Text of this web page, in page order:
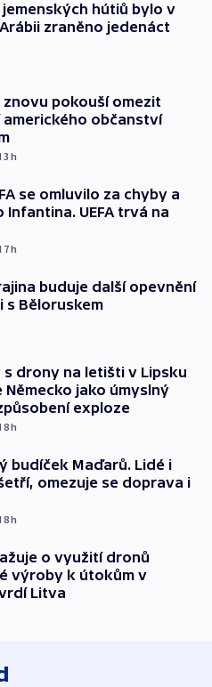
hútiů bylo v
zraněno jedenáct
znovu pokouší omezit
amerického občanství
3h
se omluvilo za chyby a
Infantina. UEFA trvá na
7h
buduje další opevnění
s Běloruskem
s drony na letišti v Lipsku
jako úmyslný
exploze
8h
budíček Maďarů. Lidé i
omezuje se doprava i
8h
o využití dronů
výroby k útokům v
Litva